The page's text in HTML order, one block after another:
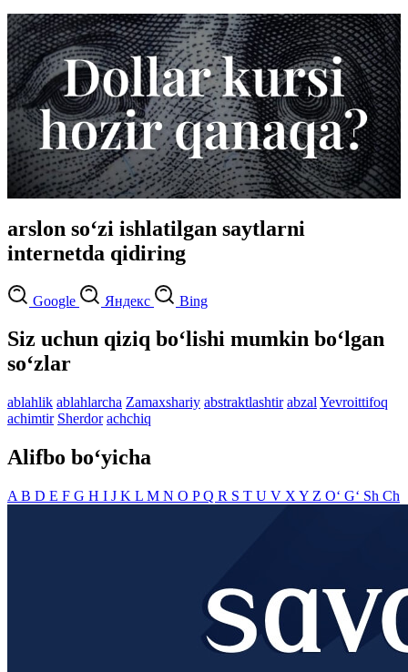
arslon so‘zi ishlatilgan saytlarni
internetda qidiring
Google Яндекс Bing
Siz uchun qiziq bo‘lishi mumkin bo‘lgan
so‘zlar
ablahlik ablahlarcha Zamaxshariy abstraktlashtir abzal Yevroittifoq
achimtir Sherdor achchiq
Alifbo bo‘yicha
A B D E F G H I J K L M N O PQ R S T U V X Y Z O‘ G‘ Sh Ch